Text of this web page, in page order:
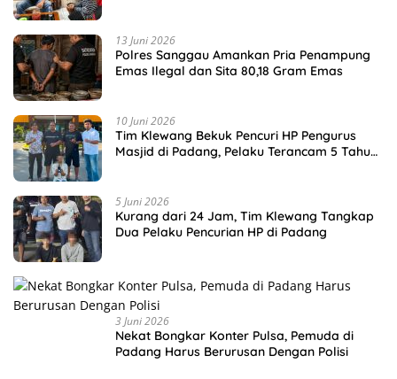
13 Juni 2026
Polres Sanggau Amankan Pria Penampung
Emas Ilegal dan Sita 80,18 Gram Emas
10 Juni 2026
Tim Klewang Bekuk Pencuri HP Pengurus
Masjid di Padang, Pelaku Terancam 5 Tahun
5 Juni 2026
Kurang dari 24 Jam, Tim Klewang Tangkap
Dua Pelaku Pencurian HP di Padang
3 Juni 2026
Nekat Bongkar Konter Pulsa, Pemuda di
Padang Harus Berurusan Dengan Polisi